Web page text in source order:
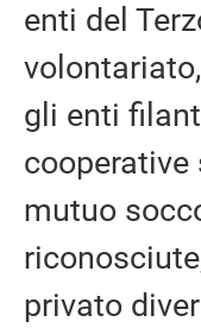
enti del
gli enti
mutuo
privato